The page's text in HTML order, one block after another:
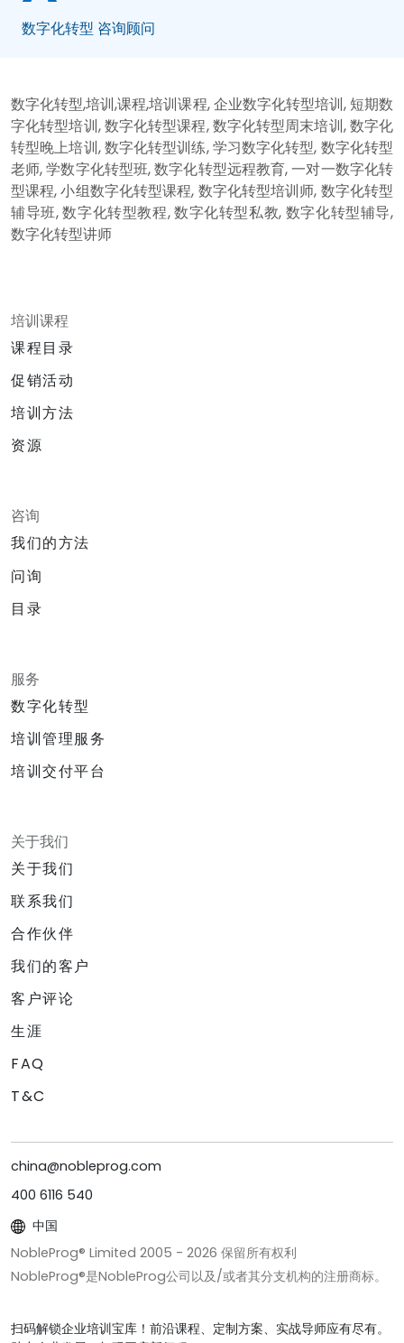
数字化转型 咨询顾问
数字化转型,培训,课程,培训课程, 企业数字化转型培训, 短期数
字化转型培训, 数字化转型课程, 数字化转型周末培训, 数字化
转型晚上培训, 数字化转型训练, 学习数字化转型, 数字化转型
老师, 学数字化转型班, 数字化转型远程教育, 一对一数字化转
型课程, 小组数字化转型课程, 数字化转型培训师, 数字化转型
辅导班, 数字化转型教程, 数字化转型私教, 数字化转型辅导,
数字化转型讲师
培训课程
课程目录
促销活动
培训方法
资源
咨询
我们的方法
问询
目录
服务
数字化转型
培训管理服务
培训交付平台
关于我们
关于我们
联系我们
合作伙伴
我们的客户
客户评论
生涯
FAQ
T&C
china@nobleprog.com
400 6116 540
中国
NobleProg® Limited 2005 - 2026 保留所有权利
NobleProg®是NobleProg公司以及/或者其分支机构的注册商标。
扫码解锁企业培训宝库！前沿课程、定制方案、实战导师应有尽有。